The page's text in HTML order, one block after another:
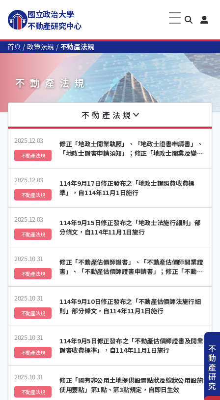
國立政治大學
不動產研究中心
首頁 政策法規 不動產法規
不動產法規
不動產法規
2025.12.03
不動產法規
修正「地政士開業執照」、「地政士證書申請書」、
「地政士證書申請須知」；修正「地政士開業及變更
知」，自114年11月1日生效
2025.12.03
不動產法規
114年9月17日修正發布之「地政士證照費收費標
準」，自114年11月1日施行
2025.12.03
不動產法規
114年9月15日修正發布之「地政士法施行細則」部
分條文，自114年11月1日施行
2025.10.31
不動產法規
修正「不動產估價師證書」、「不動產估價師開業證
書」、「不動產估價師證書申請書」；修正「不動產
價師開業登記與不動產估價師事務所個人資料檔案安
全維護計畫及業務終止後個人資料處理方法備查申請
書」，自114年11月1日生效
2025.10.31
不動產法規
114年9月10日修正發布之「不動產估價師法施行細
則」部分條文，自114年11月1日施行
2025.10.31
不動產法規
114年9月5日修正發布之「不動產估價師證書及開業
證書收費標準」，自114年11月1日施行
2025.10.31
不動產法規
修正「國有非公用土地提供設置點狀及線狀公用設施
使用要點」第1點、第3點規定，自即日生效
不
動
產
研
究